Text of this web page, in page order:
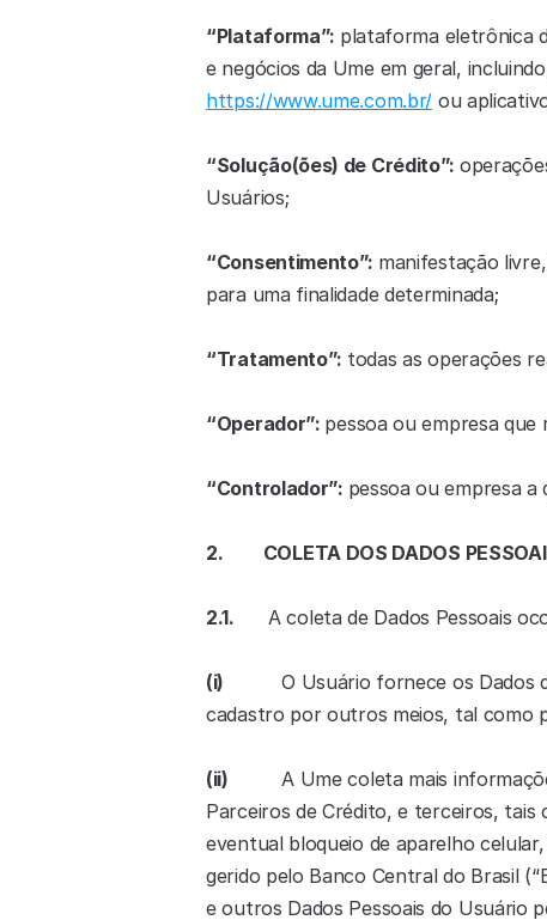
“Plataforma”: plataforma eletrônica
https://www.ume.com.br/ ou
“Solução(ões) de Crédito”:
Usuários;
“Consentimento”: manifestação
para uma finalidade determinada;
“Tratamento”: todas as operações
“Operador”: pessoa ou empresa
“Controlador”: pessoa ou empresa
2.         COLETA DOS DADOS
2.1. A coleta de Dados Pessoais
(i) O Usuário fornece os Dados
cadastro por outros meios, tal como
(ii) A Ume coleta mais
Parceiros de Crédito, e terceiros, tais
eventual bloqueio de aparelho
gerido pelo Banco Central do Brasil
e outros Dados Pessoais do Usuário